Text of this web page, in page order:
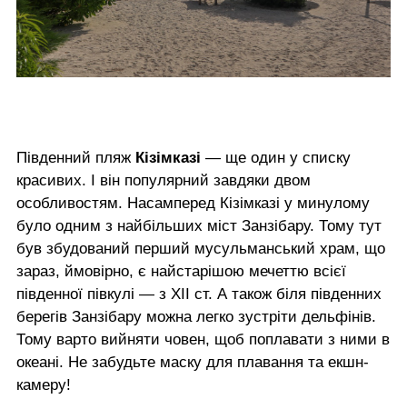
Південний пляж Кізімказі — ще один у списку
красивих. І він популярний завдяки двом
особливостям. Насамперед Кізімказі у минулому
було одним з найбільших міст Занзібару. Тому тут
був збудований перший мусульманський храм, що
зараз, ймовірно, є найстарішою мечеттю всієї
південної півкулі — з XII ст. А також біля південних
берегів Занзібару можна легко зустріти дельфінів.
Тому варто вийняти човен, щоб поплавати з ними в
океані. Не забудьте маску для плавання та екшн-
камеру!